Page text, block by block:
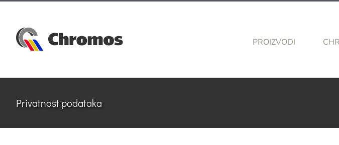
content
PROIZVODI
Privatnost podataka